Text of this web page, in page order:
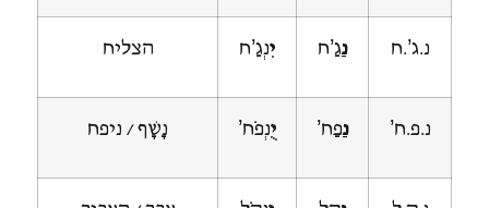
נ.ג’.ח נַגַ’ח יִנְגַ’ח הצליח
נ.פ.ח’ נַפַח’ יֻנְפֹח’ נָשָׁף / ניפח